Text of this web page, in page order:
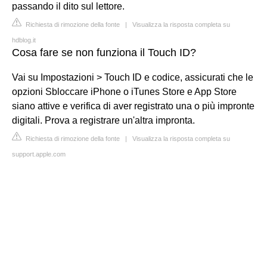
passando il dito sul lettore.
Richiesta di rimozione della fonte | Visualizza la risposta completa su
hdblog.it
Cosa fare se non funziona il Touch ID?
Vai su Impostazioni > Touch ID e codice, assicurati che le
opzioni Sbloccare iPhone o iTunes Store e App Store
siano attive e verifica di aver registrato una o più impronte
digitali. Prova a registrare un'altra impronta.
Richiesta di rimozione della fonte | Visualizza la risposta completa su
support.apple.com